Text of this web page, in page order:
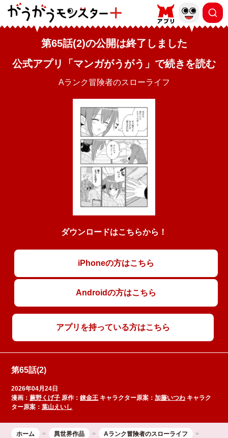
第65話(2)の公開は終了しました
公式アプリ「マンガがうがう」で続きを読む
Aランク冒険者のスローライフ
ダウンロードはこちらから！
iPhoneの方はこちら
Androidの方はこちら
アプリを持っている方はこちら
第65話(2)
2026年04月24日
漫画：蕨野くげ子 原作：錬金王 キャラクター原案：加藤いつわ キャラク
ター原案：葉山えいし
ホーム 異世界作品
Aランク冒険者のスローライフ